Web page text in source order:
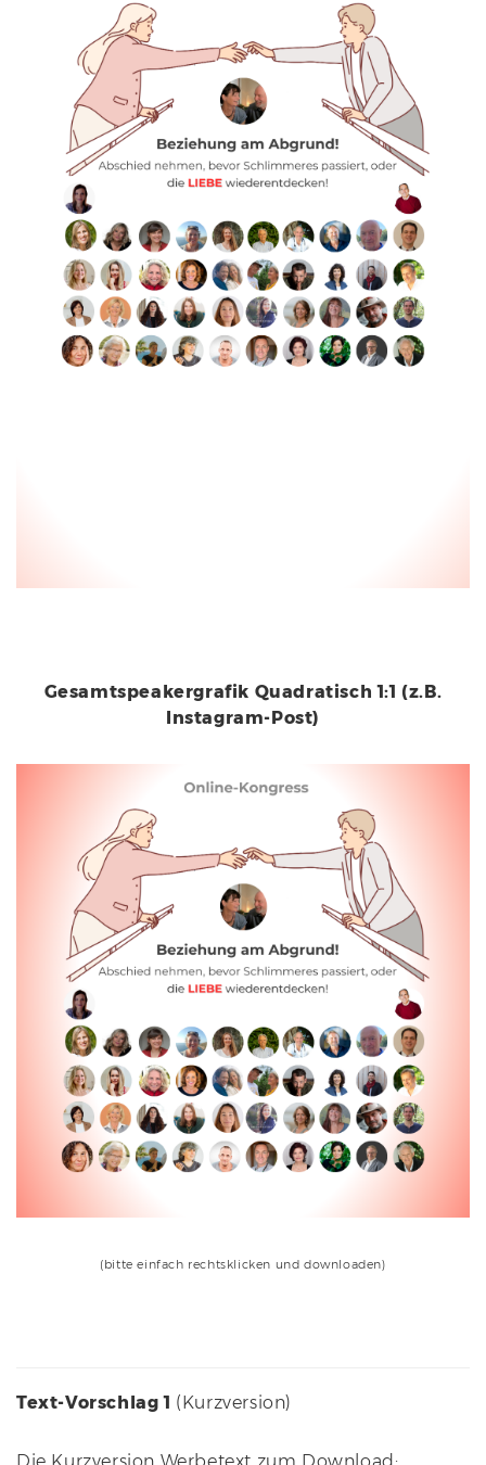
Gesamtspeakergrafik Quadratisch 1:1 (z.B.
Instagram-Post)
(bitte einfach rechtsklicken und downloaden)
Text-Vorschlag 1 (Kurzversion)